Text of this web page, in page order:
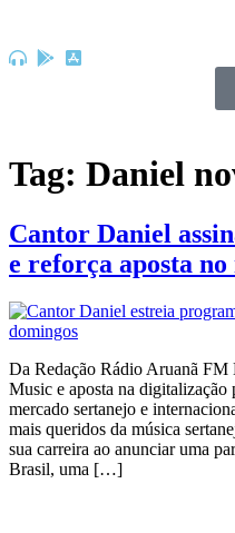
Tag: Daniel
Cantor Daniel
e reforça aposta
Da Redação Rádio Aruanã
Music e aposta na digitalização
mercado sertanejo e
mais queridos da música
sua carreira ao anunciar uma
Brasil, uma […]